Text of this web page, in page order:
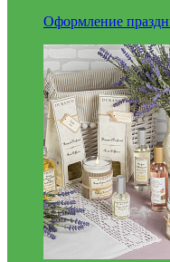
Оформление